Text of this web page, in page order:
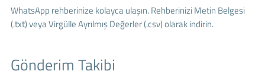
WhatsApp rehberinize kolayca ulaşın. Rehberinizi Metin Belgesi
(.txt) veya Virgülle Ayrılmış Değerler (.csv) olarak indirin.
Gönderim Takibi